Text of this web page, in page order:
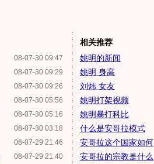
08-07-30 09:47
08-07-30 09:29
08-07-30 09:26
08-07-30 05:56
08-07-30 05:16
08-07-30 03:18
08-07-29 21:46
08-07-29 21:40
相关推荐
姚明的新闻
姚明 身高
刘炜 女友
姚明打架视频
姚明暴打科比
什么是安哥拉模式
安哥拉这个国家如何
安哥拉的宗教是什么